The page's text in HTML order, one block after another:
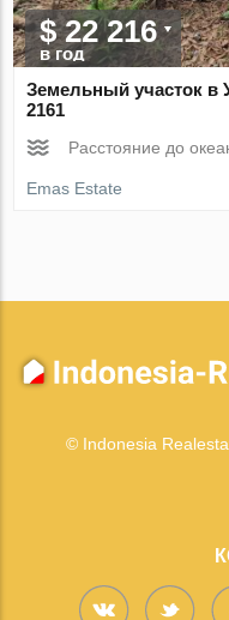
$ 22 216
в год
Земельный участок
2161
Расстояние до
Emas Estate
© Indonesia